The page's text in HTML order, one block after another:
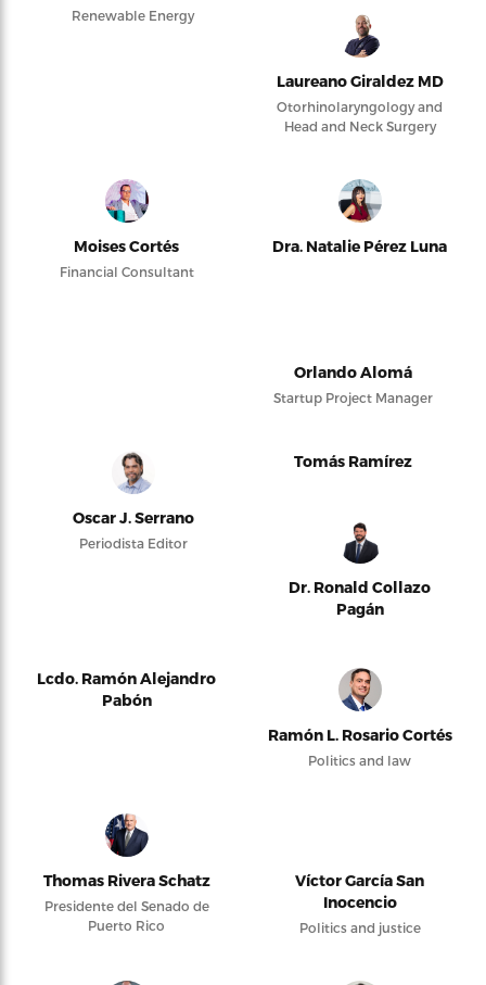
Renewable Energy
Laureano Giraldez MD
Otorhinolaryngology and
Head and Neck Surgery
Moises Cortés
Financial Consultant
Dra. Natalie Pérez Luna
Orlando Alomá
Startup Project Manager
Oscar J. Serrano
Periodista Editor
Tomás Ramírez
Dr. Ronald Collazo
Pagán
Lcdo. Ramón Alejandro
Pabón
Ramón L. Rosario Cortés
Politics and law
Thomas Rivera Schatz
Presidente del Senado de
Puerto Rico
Víctor García San
Inocencio
Politics and justice